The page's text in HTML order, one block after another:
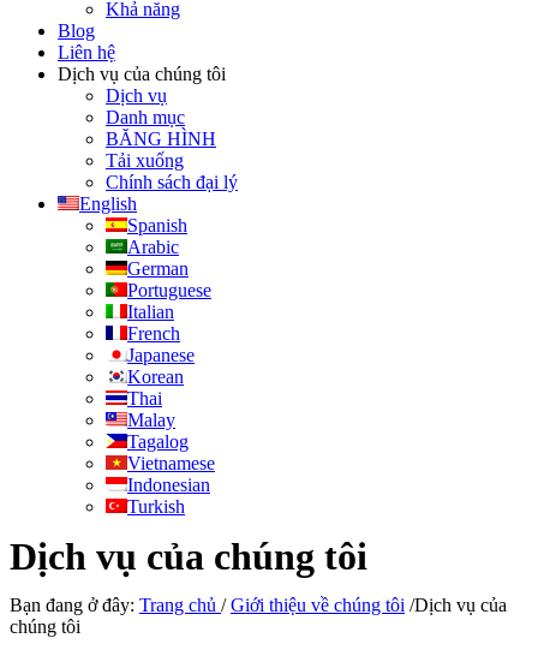
Khả năng
Blog
Liên hệ
Dịch vụ của chúng tôi
Dịch vụ
Danh mục
BĂNG HÌNH
Tải xuống
Chính sách đại lý
English
Spanish
Arabic
German
Portuguese
Italian
French
Japanese
Korean
Thai
Malay
Tagalog
Vietnamese
Indonesian
Turkish
Dịch vụ của chúng tôi
Bạn đang ở đây: Trang chủ /Giới thiệu về chúng tôi /Dịch vụ của
chúng tôi